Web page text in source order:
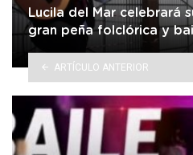
Lucila del Mar celebrará
gran peña folclórica y
ARTÍCULO ANTERIOR